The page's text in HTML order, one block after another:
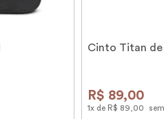
Cinto Titan
R$ 89,00
1x de R$ 89 00